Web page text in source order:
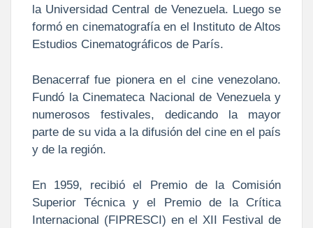
la Universidad Central de Venezuela. Luego se
formó en cinematografía en el Instituto de Altos
Estudios Cinematográficos de París.
Benacerraf fue pionera en el cine venezolano.
Fundó la Cinemateca Nacional de Venezuela y
numerosos festivales, dedicando la mayor
parte de su vida a la difusión del cine en el país
y de la región.
En 1959, recibió el Premio de la Comisión
Superior Técnica y el Premio de la Crítica
Internacional (FIPRESCI) en el XII Festival de